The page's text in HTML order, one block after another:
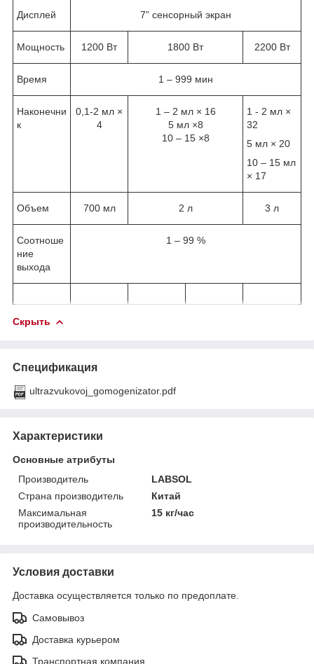
Дисплей 7” сенсорный экран
Мощность 1200 Вт 1800 Вт 2200 Вт
Время 1 – 999 мин
Наконечни
к
0,1-2 мл ×
4
1 – 2 мл × 16
5 мл ×8
10 – 15 ×8
1 - 2 мл ×
32
5 мл × 20
10 – 15 мл
× 17
Объем 700 мл 2 л 3 л
Соотноше
ние
выхода
1 – 99 %
Скрыть
Спецификация
ultrazvukovoj_gomogenizator.pdf
Характеристики
Основные атрибуты
Производитель
LABSOL
Страна производитель
Китай
Максимальная
производительность
15 кг/час
Условия доставки
Доставка осуществляется только по предоплате.
Самовывоз
Доставка курьером
Транспортная компания